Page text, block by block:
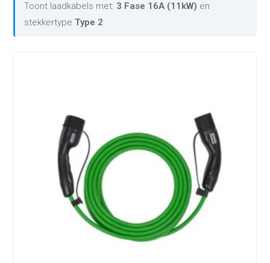
Toont laadkabels met: 3 Fase 16A (11kW) en
stekkertypeType 2